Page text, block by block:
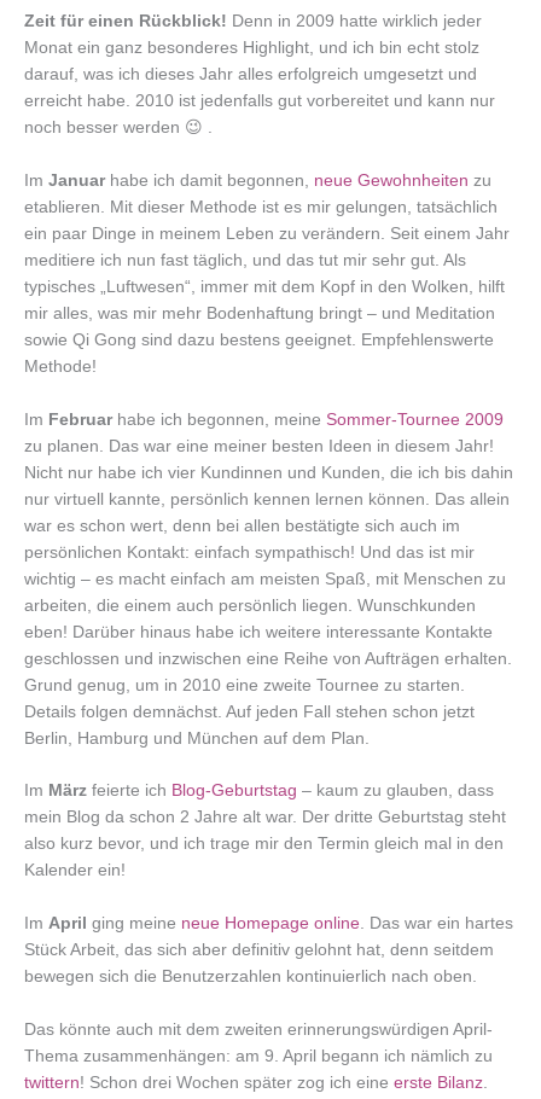
Zeit für einen Rückblick! Denn in 2009 hatte wirklich jeder
Monat ein ganz besonderes Highlight, und ich bin echt stolz
darauf, was ich dieses Jahr alles erfolgreich umgesetzt und
erreicht habe. 2010 ist jedenfalls gut vorbereitet und kann nur
noch besser werden 😉 .
Im Januarhabe ich damit begonnen, neue Gewohnheiten zu
etablieren. Mit dieser Methode ist es mir gelungen, tatsächlich
ein paar Dinge in meinem Leben zu verändern. Seit einem Jahr
meditiere ich nun fast täglich, und das tut mir sehr gut. Als
typisches „Luftwesen“, immer mit dem Kopf in den Wolken, hilft
mir alles, was mir mehr Bodenhaftung bringt – und Meditation
sowie Qi Gong sind dazu bestens geeignet. Empfehlenswerte
Methode!
Im Februarhabe ich begonnen, meine Sommer-Tournee 2009
zu planen. Das war eine meiner besten Ideen in diesem Jahr!
Nicht nur habe ich vier Kundinnen und Kunden, die ich bis dahin
nur virtuell kannte, persönlich kennen lernen können. Das allein
war es schon wert, denn bei allen bestätigte sich auch im
persönlichen Kontakt: einfach sympathisch! Und das ist mir
wichtig – es macht einfach am meisten Spaß, mit Menschen zu
arbeiten, die einem auch persönlich liegen. Wunschkunden
eben! Darüber hinaus habe ich weitere interessante Kontakte
geschlossen und inzwischen eine Reihe von Aufträgen erhalten.
Grund genug, um in 2010 eine zweite Tournee zu starten.
Details folgen demnächst. Auf jeden Fall stehen schon jetzt
Berlin, Hamburg und München auf dem Plan.
Im März feierte ich Blog-Geburtstag – kaum zu glauben, dass
mein Blog da schon 2 Jahre alt war. Der dritte Geburtstag steht
also kurz bevor, und ich trage mir den Termin gleich mal in den
Kalender ein!
Im April ging meine neue Homepage online. Das war ein hartes
Stück Arbeit, das sich aber definitiv gelohnt hat, denn seitdem
bewegen sich die Benutzerzahlen kontinuierlich nach oben.
Das könnte auch mit dem zweiten erinnerungswürdigen April-
Thema zusammenhängen: am 9. April begann ich nämlich zu
twittern! Schon drei Wochen später zog ich eine erste Bilanz.